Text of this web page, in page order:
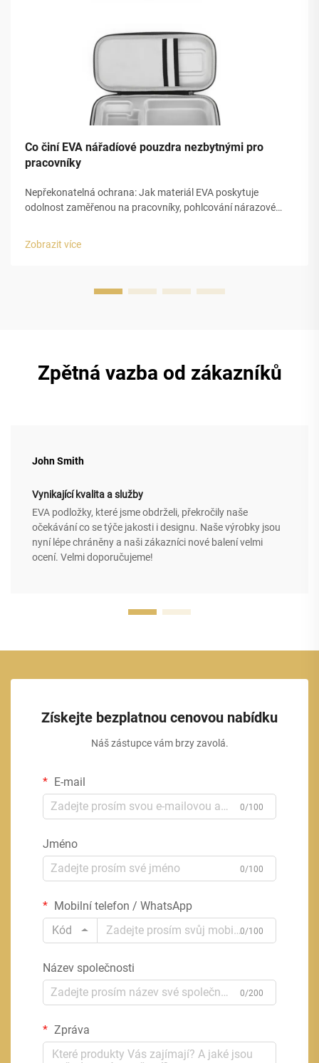
Co činí EVA nářadíové pouzdra nezbytnými pro
pracovníky
Nepřekonatelná ochrana: Jak materiál EVA poskytuje
odolnost zaměřenou na pracovníky, pohlcování nárazové
své uzavřené buňkové struktuře, která pohlcuje nárazovou
Zobrazit více
Zpětná vazba od zákazníků
John Smith
Vynikající kvalita a služby
EVA podložky, které jsme obdrželi, překročily naše
očekávání co se týče jakosti i designu. Naše výrobky jsou
nyní lépe chráněny a naši zákazníci nové balení velmi
ocení. Velmi doporučujeme!
Získejte bezplatnou cenovou nabídku
Náš zástupce vám brzy zavolá.
E-mail
0/100
Jméno
0/100
Mobilní telefon / WhatsApp
Kód
0/100
Název společnosti
0/200
Zpráva